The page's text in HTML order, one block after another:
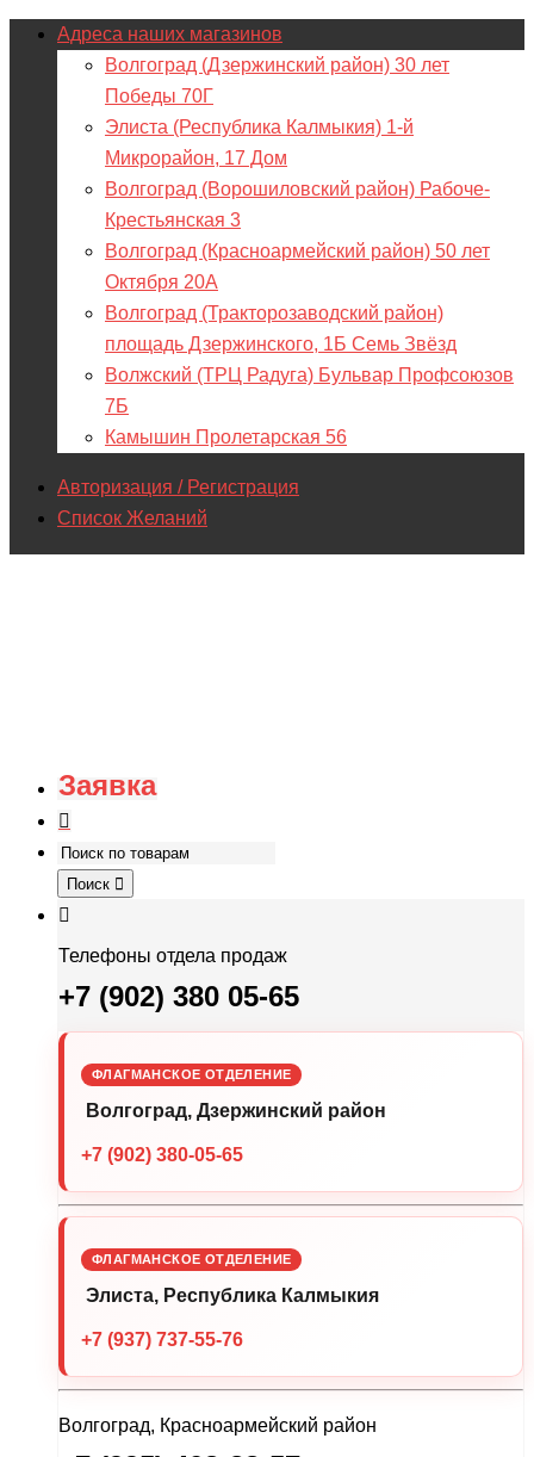
Адреса наших магазинов
Волгоград (Дзержинский район) 30 лет
Победы 70Г
Элиста (Республика Калмыкия) 1-й
Микрорайон, 17 Дом
Волгоград (Ворошиловский район) Рабоче-
Крестьянская 3
Волгоград (Красноармейский район) 50 лет
Октября 20А
Волгоград (Тракторозаводский район)
площадь Дзержинского, 1Б Семь Звёзд
Волжский (ТРЦ Радуга) Бульвар Профсоюзов
7Б
Камышин Пролетарская 56
Авторизация / Регистрация
Список Желаний
Заявка
Поиск
Телефоны отдела продаж
+7 (902) 380 05-65
ФЛАГМАНСКОЕ ОТДЕЛЕНИЕ
Волгоград, Дзержинский район
+7 (902) 380-05-65
ФЛАГМАНСКОЕ ОТДЕЛЕНИЕ
Элиста, Республика Калмыкия
+7 (937) 737-55-76
Волгоград, Красноармейский район